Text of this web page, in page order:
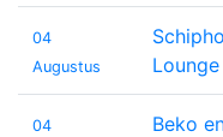
04
Augustus
04
Beko